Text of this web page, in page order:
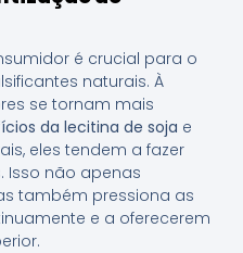
é crucial para o
naturais. À
se tornam mais
da lecitina de soja e
eles tendem a fazer
Isso não apenas
também pressiona as
e a oferecerem